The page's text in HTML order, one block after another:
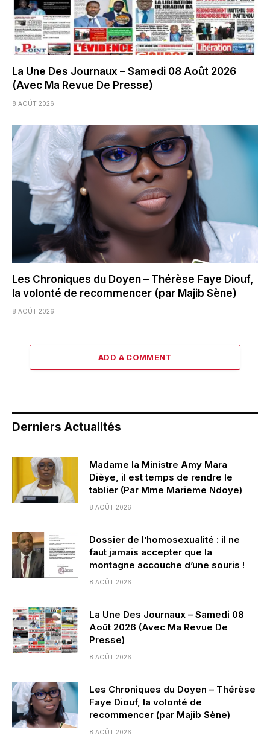
La Une Des Journaux – Samedi 08 Août 2026
(Avec Ma Revue De Presse)
8 AOÛT 2026
Les Chroniques du Doyen – Thérèse Faye Diouf,
la volonté de recommencer (par Majib Sène)
8 AOÛT 2026
ADD A COMMENT
Derniers Actualités
Madame la Ministre Amy Mara
Dièye, il est temps de rendre le
tablier (Par Mme Marieme Ndoye)
8 AOÛT 2026
Dossier de l’homosexualité : il ne
faut jamais accepter que la
montagne accouche d’une souris !
8 AOÛT 2026
La Une Des Journaux – Samedi 08
Août 2026 (Avec Ma Revue De
Presse)
8 AOÛT 2026
Les Chroniques du Doyen – Thérèse
Faye Diouf, la volonté de
recommencer (par Majib Sène)
8 AOÛT 2026